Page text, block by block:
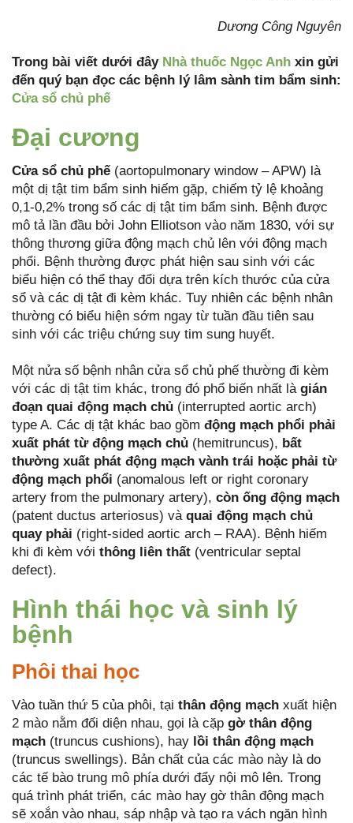
Dương Công Nguyên
Trong bài viết dưới đây Nhà thuốc Ngọc Anh xin gửi
đến quý bạn đọc các bệnh lý lâm sành tim bẩm sinh:
Cửa sổ chủ phế
Đại cương
Cửa sổ chủ phế (aortopulmonary window – APW) là
một dị tật tim bẩm sinh hiếm gặp, chiếm tỷ lệ khoảng
0,1-0,2% trong số các dị tật tim bẩm sinh. Bệnh được
mô tả lần đầu bởi John Elliotson vào năm 1830, với sự
thông thương giữa động mạch chủ lên với động mạch
phổi. Bệnh thường được phát hiện sau sinh với các
biểu hiện có thể thay đổi dựa trên kích thước của cửa
sổ và các dị tật đi kèm khác. Tuy nhiên các bệnh nhân
thường có biểu hiện sớm ngay từ tuần đầu tiên sau
sinh với các triệu chứng suy tim sung huyết.
Một nửa số bệnh nhân cửa sổ chủ phế thường đi kèm
với các dị tật tim khác, trong đó phổ biến nhất là gián
đoạn quai động mạch chủ (interrupted aortic arch)
type A. Các dị tật khác bao gồm động mạch phổi phải
xuất phát từ động mạch chủ (hemitruncus), bất
thường xuất phát động mạch vành trái hoặc phải từ
động mạch phổi (anomalous left or right coronary
artery from the pulmonary artery), còn ống động mạch
(patent ductus arteriosus) và quai động mạch chủ
quay phải (right-sided aortic arch – RAA). Bệnh hiếm
khi đi kèm với thông liên thất (ventricular septal
defect).
Hình thái học và sinh lý
bệnh
Phôi thai học
Vào tuần thứ 5 của phôi, tại thân động mạch xuất hiện
2 mào nằm đối diện nhau, gọi là cặp gờ thân động
mạch (truncus cushions), hay lồi thân động mạch
(truncus swellings). Bản chất của các mào này là do
các tế bào trung mô phía dưới đẩy nội mô lên. Trong
quá trình phát triển, các mào hay gờ thân động mạch
sẽ xoắn vào nhau, sáp nhập và tạo ra vách ngăn hình